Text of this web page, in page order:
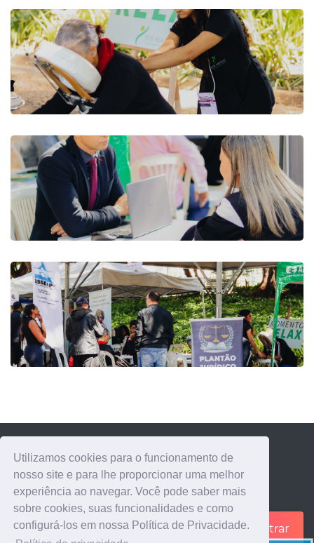
Utilizamos cookies para o funcionamento de
nosso site e para lhe proporcionar uma melhor
experiência ao navegar. Você pode saber mais
sobre cookies, suas funcionalidades e como
configurá-los em nossa Política de Privacidade.Cadastrar